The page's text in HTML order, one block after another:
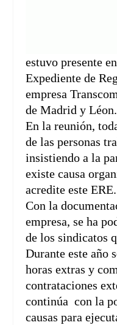
estuvo presente
Expediente de
empresa
de Madrid y Léon.
En la reunión,
de las personas
insistiendo a la
existe causa
acredite este ERE.
Con la
empresa, se ha
de los sindicatos
Durante este año
horas extras y
contrataciones
continúa con la
causas para